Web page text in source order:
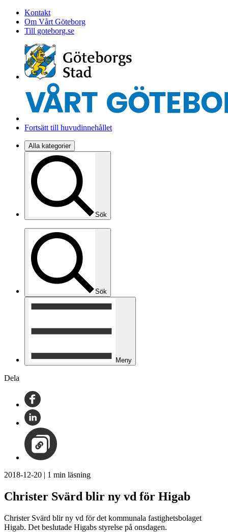
Kontakt
Om Vårt Göteborg
Till goteborg.se
Fortsätt till huvudinnehållet
Alla kategorier
Sök
Sök
Meny
Dela
2018-12-20 | 1 min läsning
Christer Svärd blir ny vd för Higab
Christer Svärd blir ny vd för det kommunala fastighetsbolaget
Higab. Det beslutade Higabs styrelse på onsdagen.